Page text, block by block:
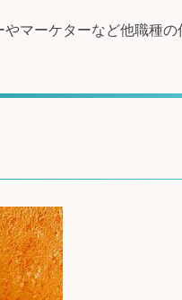
マーケターなど他職種